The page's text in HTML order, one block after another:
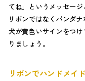
てね」というメッセージ
リボンではなくバンダ
犬が黄色いサインをつ
りましょう。
リボンでハンドメイド